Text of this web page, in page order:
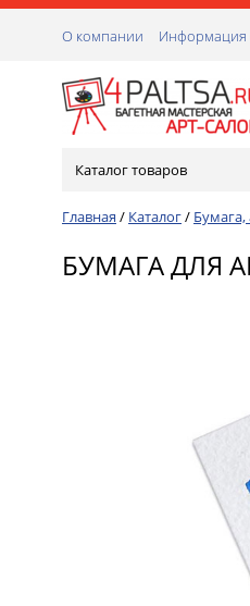
О компании Информация
Каталог товаров
Главная / Каталог/
БУМАГА ДЛЯ